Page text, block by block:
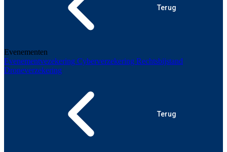
Terug
Evenementen
Evenementvezekering Cyberverzekering Rechtsbijstand
Droneverzekering
Terug